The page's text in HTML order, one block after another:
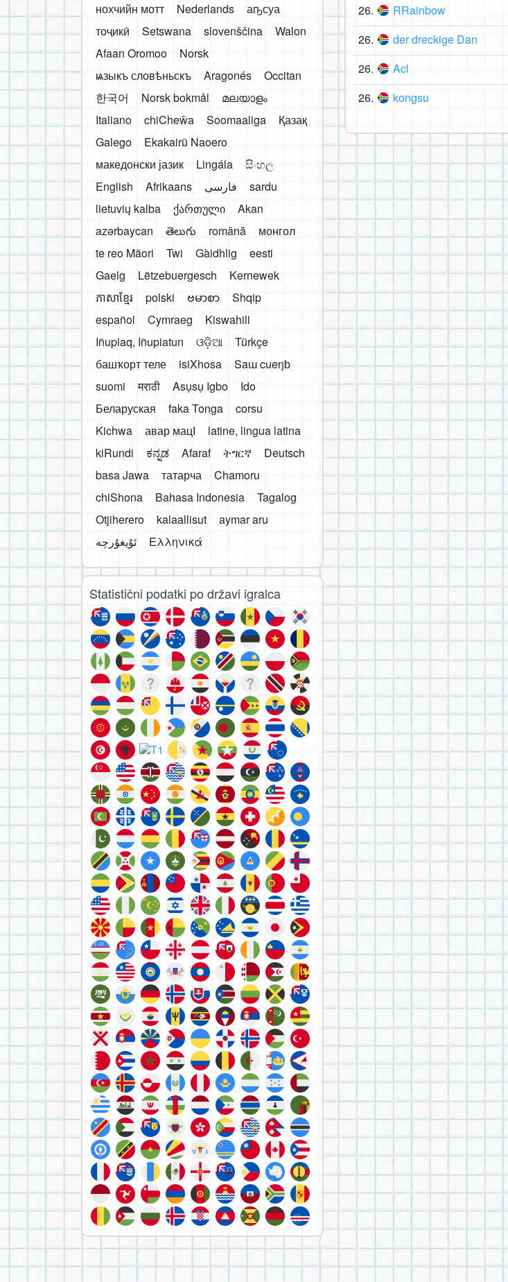
26. RRainbow
26. der dreckige Dan
26. Acl
26. kongsu
нохчийн мотт
Nederlands
аҧсуа
тоҷикӣ
Setswana slovenščina
Walon
Afaan Oromoo
Norsk
ѩзыкъ словѣньскъ
Aragonés
Occitan
한국어
Norsk bokmål
മലയാളം
Italiano
chiCheŵa Soomaaliga
Қазақ
Galego
Ekakairũ Naoero
македонски јазик
Lingála
සිංහල
English
Afrikaans فارسی
sardu
lietuvių kalba
ქართული
Akan
azərbaycan
తెలుగు română
монгол
te reo Māori
Twi Gàidhlig
eesti
Gaelg
Lëtzebuergesch
Kernewek
ភាសាខ្មែរ
polski ဗမာစာ
Shqip
español
Cymraeg
Kiswahili
Iñupiaq, Iñupiatun
ଓଡ଼ିଆ
Türkçe
башҡорт теле
isiXhosa
Saɯ cueŋƅ
suomi
मराठी Asụsụ Igbo
Ido
Беларуская
faka Tonga
corsu
Kichwa
авар мацӀ
latine, lingua latina
kiRundi
ಕನ್ನಡ Afaraf ትግርኛ
Deutsch
basa Jawa
татарча
Chamoru
chiShona
Bahasa Indonesia
Tagalog
Otjiherero
kalaallisut
aymar aru
Ελληνικά
Statistični podatki po državi igralca